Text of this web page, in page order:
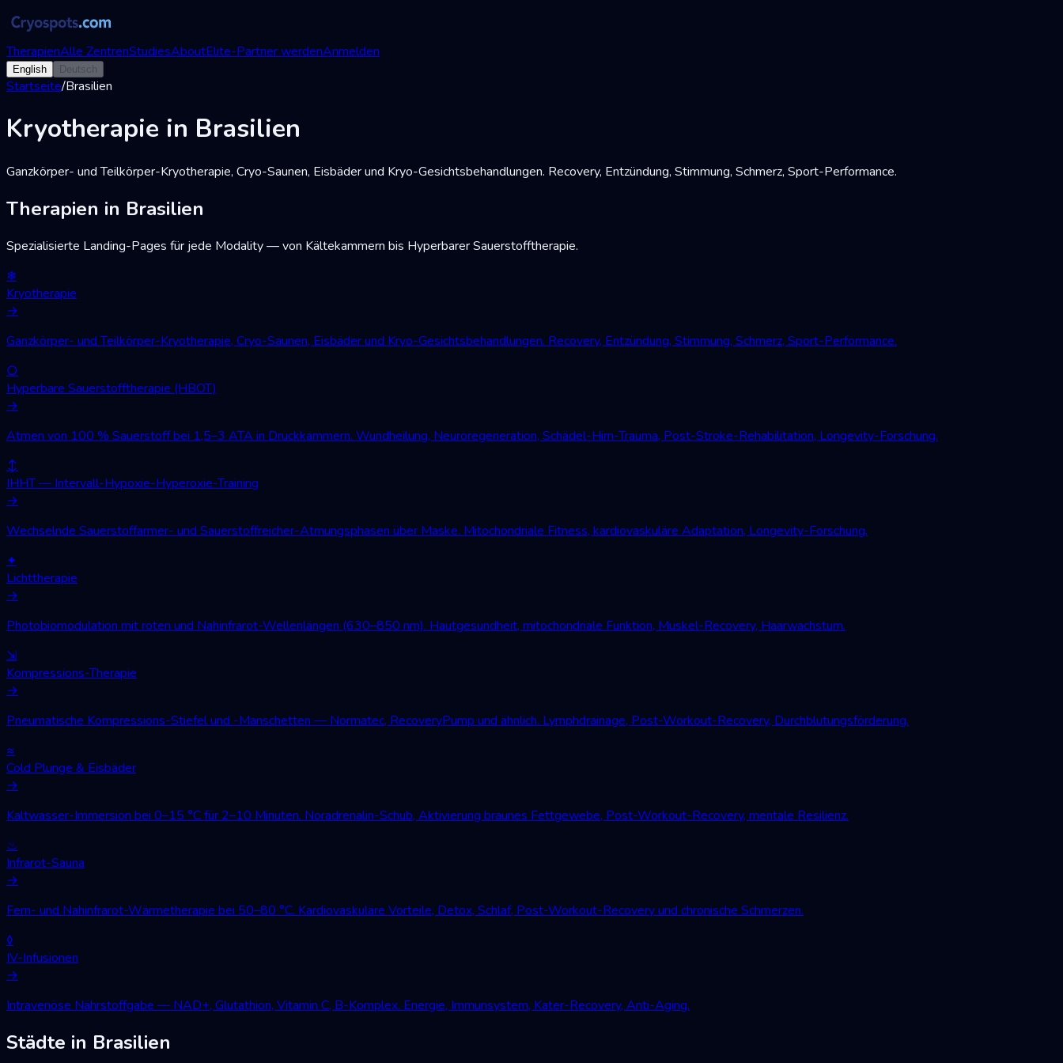
TherapienAlle ZentrenStudiesAboutElite-Partner werdenAnmelden
English Deutsch
Startseite/Brasilien
Kryotherapie in Brasilien
Ganzkörper- und Teilkörper-Kryotherapie, Cryo-Saunen, Eisbäder und Kryo-Gesichtsbehandlungen. Recovery, Entzündung, Stimmung, Schmerz, Sport-Performance.
Therapien in Brasilien
Spezialisierte Landing-Pages für jede Modality — von Kältekammern bis Hyperbarer Sauerstofftherapie.
❄
Kryotherapie
→
Ganzkörper- und Teilkörper-Kryotherapie, Cryo-Saunen, Eisbäder und Kryo-Gesichtsbehandlungen. Recovery, Entzündung, Stimmung, Schmerz, Sport-Performance.
○
Hyperbare Sauerstofftherapie (HBOT)
→
Atmen von 100 % Sauerstoff bei 1,5–3 ATA in Druckkammern. Wundheilung, Neuroregeneration, Schädel-Hirn-Trauma, Post-Stroke-Rehabilitation, Longevity-Forschung.
↕
IHHT — Intervall-Hypoxie-Hyperoxie-Training
→
Wechselnde Sauerstoffarmer- und Sauerstoffreicher-Atmungsphasen über Maske. Mitochondriale Fitness, kardiovaskuläre Adaptation, Longevity-Forschung.
✦
Lichttherapie
→
Photobiomodulation mit roten und Nahinfrarot-Wellenlängen (630–850 nm). Hautgesundheit, mitochondriale Funktion, Muskel-Recovery, Haarwachstum.
⇲
Kompressions-Therapie
→
Pneumatische Kompressions-Stiefel und -Manschetten — Normatec, RecoveryPump und ähnlich. Lymphdrainage, Post-Workout-Recovery, Durchblutungsförderung.
≈
Cold Plunge & Eisbäder
→
Kaltwasser-Immersion bei 0–15 °C für 2–10 Minuten. Noradrenalin-Schub, Aktivierung braunes Fettgewebe, Post-Workout-Recovery, mentale Resilienz.
♨
Infrarot-Sauna
→
Fern- und Nahinfrarot-Wärmetherapie bei 50–80 °C. Kardiovaskuläre Vorteile, Detox, Schlaf, Post-Workout-Recovery und chronische Schmerzen.
◊
IV-Infusionen
→
Intravenöse Nährstoffgabe — NAD+, Glutathion, Vitamin C, B-Komplex. Energie, Immunsystem, Kater-Recovery, Anti-Aging.
Städte in Brasilien